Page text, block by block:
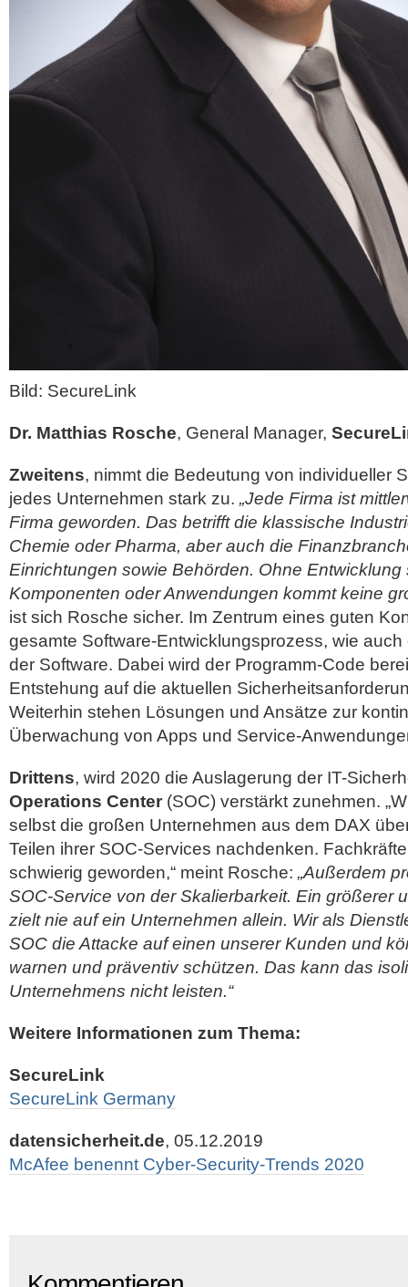
Bild: SecureLink
Dr. Matthias Rosche, General Manager,
Zweitens, nimmt die Bedeutung von individueller
jedes Unternehmen stark zu. „Jede Firma ist
Firma geworden. Das betrifft die klassische
Chemie oder Pharma, aber auch die
Einrichtungen sowie Behörden. Ohne Entwicklung
Komponenten oder Anwendungen kommt keine
ist sich Rosche sicher. Im Zentrum eines guten
gesamte Software-Entwicklungsprozess, wie
der Software. Dabei wird der Programm-Code
Entstehung auf die aktuellen
Weiterhin stehen Lösungen und Ansätze zur
Überwachung von Apps und Service-
Drittens, wird 2020 die Auslagerung der IT-
Operations Center (SOC) verstärkt zunehmen.
selbst die großen Unternehmen aus dem DAX
Teilen ihrer SOC-Services nachdenken.
schwierig geworden,“ meint Rosche: „Außerdem
SOC-Service von der Skalierbarkeit. Ein größerer
zielt nie auf ein Unternehmen allein. Wir als
SOC die Attacke auf einen unserer Kunden und
warnen und präventiv schützen. Das kann das
Unternehmens nicht leisten.“
Weitere Informationen zum Thema:
SecureLink
SecureLink Germany
datensicherheit.de, 05.12.2019
McAfee benennt Cyber-Security-Trends 2020